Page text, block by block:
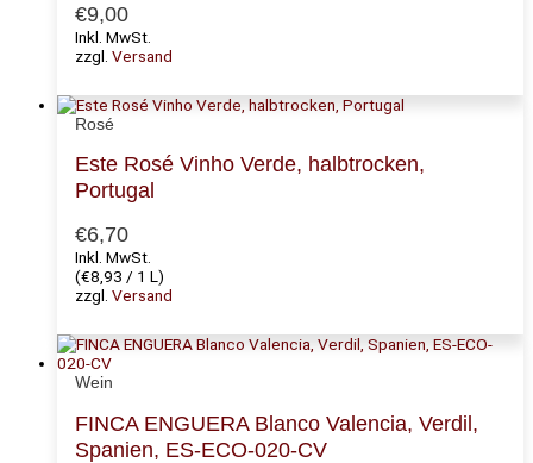
€9,00
Inkl. MwSt.
zzgl. Versand
Rosé
Este Rosé Vinho Verde, halbtrocken,
Portugal
€6,70
Inkl. MwSt.
(€8,93 / 1 L)
zzgl. Versand
Wein
FINCA ENGUERA Blanco Valencia, Verdil,
Spanien, ES-ECO-020-CV